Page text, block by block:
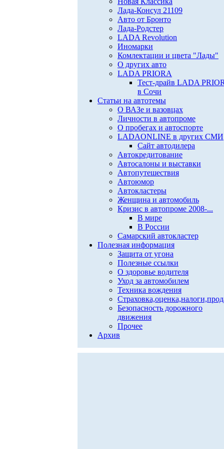
Лада-Консул 21109
Авто от Бронто
Лада-Родстер
LADA Revolution
Иномарки
Комлектации и цвета "Лады"
О других авто
LADA PRIORA
Тест-драйв LADA
в Сочи
Статьи на автотемы
О ВАЗе и вазовцах
Личности в автопроме
О пробегах и автоспорте
LADAONLINE в других СМИ
Сайт автодилера
Автокредитование
Автосалоны и выставки
Автопутешествия
Автоюмор
Автокластеры
Женщина и автомобиль
Кризис в автопроме 2008-...
В мире
В России
Самарский автокластер
Полезная информация
Защита от угона
Полезные ссылки
О здоровье водителя
Уход за автомобилем
Техника вождения
Безопасность дорожного
движения
Прочее
Архив